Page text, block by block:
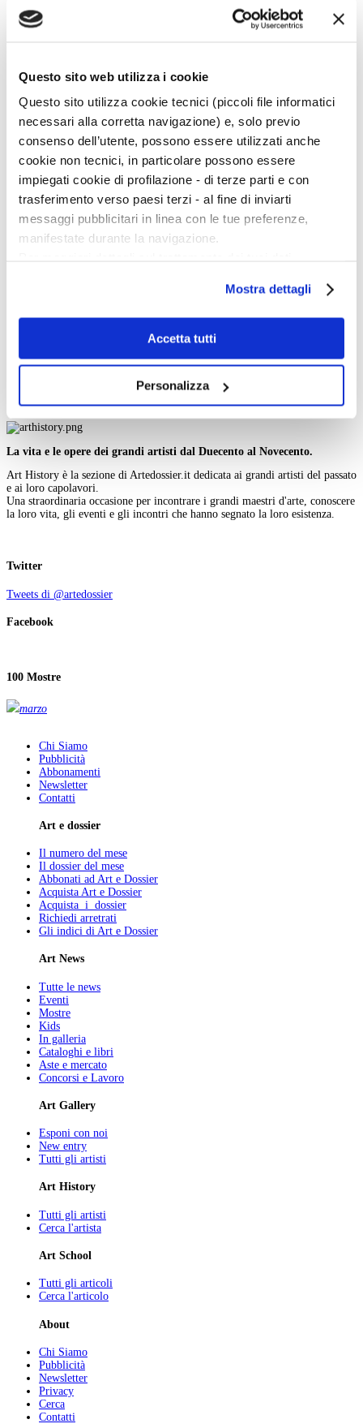
Questo sito web utilizza i cookie
Questo sito utilizza cookie tecnici (piccoli file informatici
necessari alla corretta navigazione) e, solo previo
consenso dell’utente, possono essere utilizzati anche
cookie non tecnici, in particolare possono essere
impiegati cookie di profilazione - di terze parti e con
trasferimento verso paesi terzi - al fine di inviarti
messaggi pubblicitari in linea con le tue preferenze,
manifestate durante la navigazione.
scelte privacy sui cookie, ti invitiamo a prendere visione
dell’informativa cookie.
Chiudendo il banner tramite la “X” prosegui la
navigazione senza alcuna profilazione e con installazione
il tuo consenso alla profilazione che potrai revocare in
Mostra dettagli
Accetta tutti
Personalizza
C
E
F
H
I
K
L
N
O
Y
Cerca nell'iconografia
La vita e le opere dei grandi artisti dal Duecento al Novecento.
Art History è la sezione di Artedossier.it dedicata ai grandi artisti del passato
e ai loro capolavori.
Una straordinaria occasione per incontrare i grandi maestri d'arte, conoscere
la loro vita, gli eventi e gli incontri che hanno segnato la loro esistenza.
Twitter
Tweets di @artedossier
Facebook
100 Mostre
marzo
Chi Siamo
Pubblicità
Abbonamenti
Newsletter
Contatti
Art e dossier
Il numero del mese
Il dossier del mese
Abbonati ad Art e Dossier
Acquista Art e Dossier
Acquista i dossier
Richiedi arretrati
Gli indici di Art e Dossier
Art News
Tutte le news
Eventi
Mostre
Kids
In galleria
Cataloghi e libri
Aste e mercato
Concorsi e Lavoro
Art Gallery
Esponi con noi
New entry
Tutti gli artisti
Art History
Tutti gli artisti
Cerca l'artista
Art School
Tutti gli articoli
Cerca l'articolo
About
Chi Siamo
Pubblicità
Newsletter
Privacy
Cerca
Contatti